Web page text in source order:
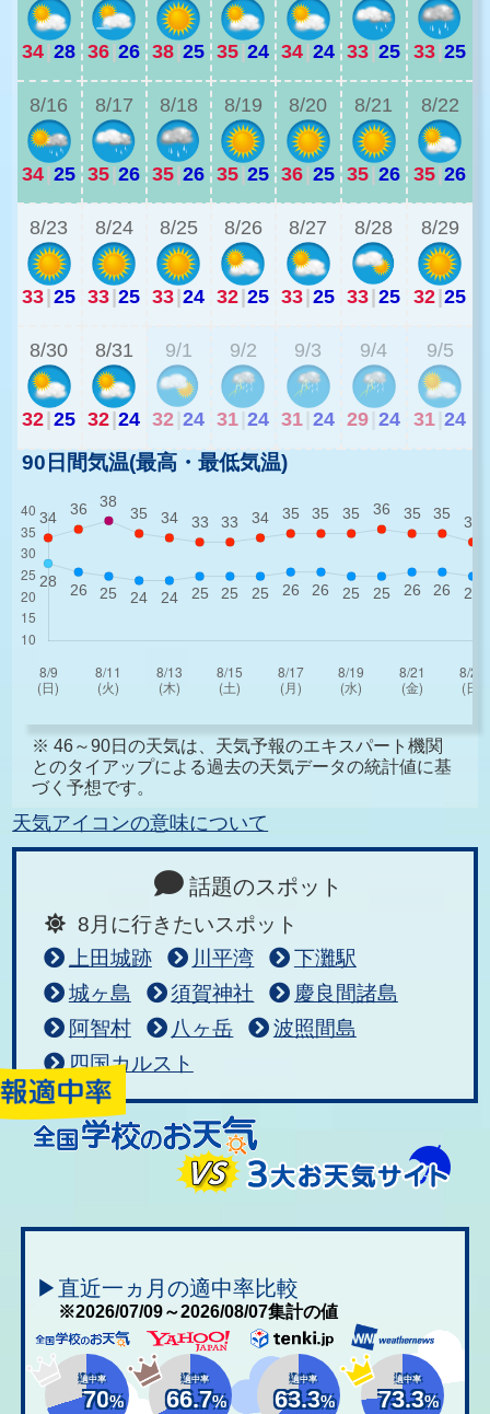
34|28 36|26 38|25 35|24 34|24 33|25 33|25
8/16
34|25
8/17
35|26
8/18
35|26
8/19
35|25
8/20
36|25
8/21
35|26
8/22
35|26
8/23
33|25
8/24
33|25
8/25
33|24
8/26
32|25
8/27
33|25
8/28
33|25
8/29
32|25
8/30
32|25
8/31
32|24
9/1
32 24
9/2
31 24
9/3
31 24
9/4
29 24
9/5
31 24
90日間気温(最高・最低気温)
※ 46～90日の天気は、天気予報のエキスパート機関
とのタイアップによる過去の天気データの統計値に基
づく予想です。
天気アイコンの意味について
話題のスポット
8月に行きたいスポット
上田城跡
川平湾
下灘駅
城ヶ島
須賀神社
慶良間諸島
阿智村
八ヶ岳
波照間島
四国カルスト
▶直近一ヵ月の適中率比較
※2026/07/09～2026/08/07集計の値
適中率
70%
適中率
66.7%
適中率
63.3%
適中率
73.3%